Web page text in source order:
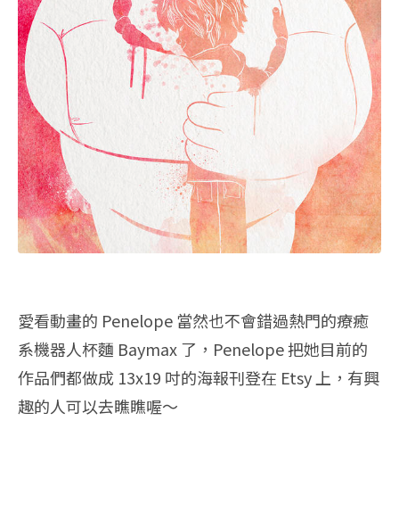
愛看動畫的 Penelope 當然也不會錯過熱門的療癒
系機器人杯麵 Baymax 了，Penelope 把她目前的
作品們都做成 13x19 吋的海報刊登在 Etsy 上，有興
趣的人可以去瞧瞧喔～